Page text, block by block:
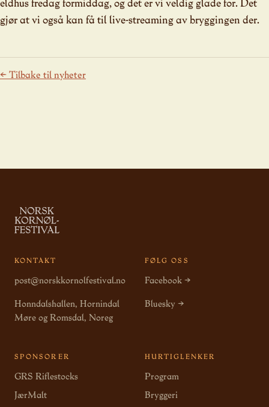
gjør at vi også kan få til live-streaming av bryggingen der.
← Tilbake til nyheter
KONTAKT
post@norskkornolfestival.no
Honndalshallen, Hornindal
Møre og Romsdal, Noreg
FØLG OSS
Facebook →
Bluesky →
SPONSORER
GRS Riflestocks
JærMalt
HURTIGLENKER
Program
Bryggeri